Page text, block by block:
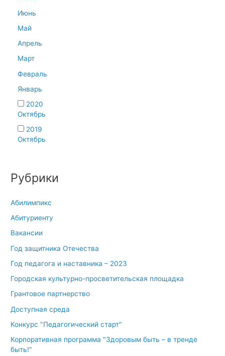
Июнь
Май
Апрель
Март
Февраль
Январь
2020
Октябрь
2019
Октябрь
Рубрики
Абилимпикс
Абитуриенту
Вакансии
Год защитника Отечества
Год педагога и наставника – 2023
Городская культурно-просветительская площадка
Грантовое партнерство
Доступная среда
Конкурс "Педагогический старт"
Корпоративная программа "Здоровым быть – в тренде
быть!"